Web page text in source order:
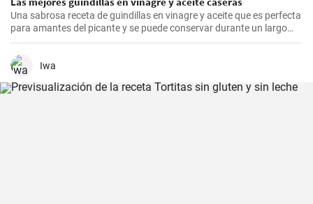
Una sabrosa receta de guindillas en vinagre y aceite que es perfecta
para amantes del picante y se puede conservar durante un largo
periodo de tiempo.
Iwa